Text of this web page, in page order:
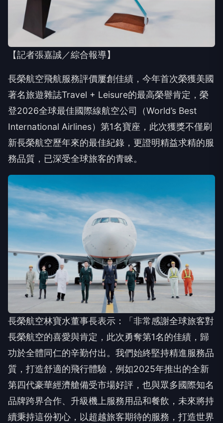
【記者張嘉誠／綜合報導】
長榮航空飛航服務評價屢創佳績，今年首次榮獲美國
著名旅遊雜誌Travel + Leisure的最高榮譽肯定，榮
登2026全球最佳國際線航空公司（World’s Best
International Airlines）第1名寶座，此次獲獎不僅刷
新長榮航空歷年來的最佳紀錄，更證明精益求精的服
務品質，已深受全球旅客的青睞。
長榮航空林寶水董事長表示：「非常感謝全球旅客對
長榮航空的喜愛與肯定，此次勇奪第1名的佳績，歸
功於全體同仁的辛勤付出。我們始終堅持精進服務品
質，打造舒適的飛行體驗，例如2025年推出的全新
第四代豪華經濟艙備受市場好評，也與眾多國際知名
品牌跨界合作、升級機上服務用品和餐飲，未來將持
續秉持這份初心，以超越旅客期待的服務，打造世界